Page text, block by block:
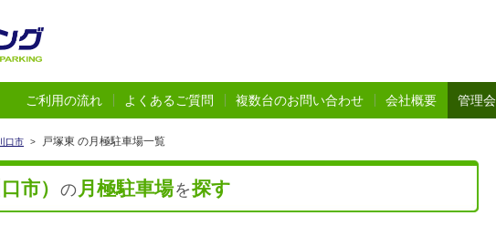
ご利用の流れ よくあるご質問 複数台のお問い合わせ 会社概要 管理
川口市 > 戸塚東 の月極駐車場一覧
市） の 月極駐車場を探す